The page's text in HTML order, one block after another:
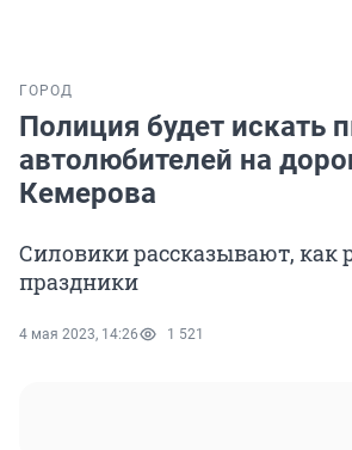
ГОРОД
Полиция будет искать
автолюбителей на
Кемерова
Силовики рассказывают, как
праздники
4 мая 2023, 14:26 1 521